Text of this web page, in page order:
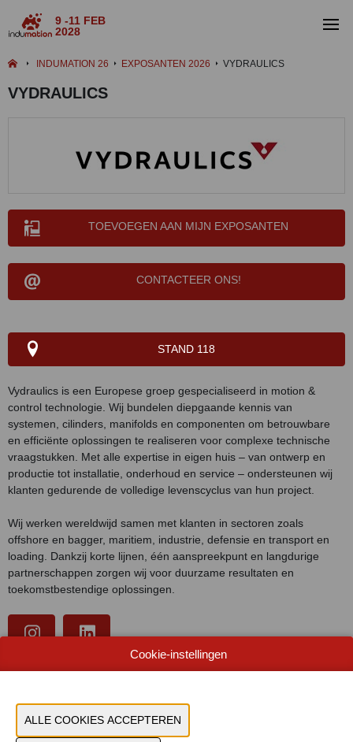
9 -11 FEB
2028
INDUMATION 26 EXPOSANTEN 2026 VYDRAULICS
VYDRAULICS
TOEVOEGEN AAN MIJN EXPOSANTEN
CONTACTEER ONS!
STAND 118
Vydraulics is een Europese groep gespecialiseerd in motion &
control technologie. Wij bundelen diepgaande kennis van
systemen, cilinders, manifolds en componenten om betrouwbare
en efficiënte oplossingen te realiseren voor complexe technische
vraagstukken. Met alle expertise in eigen huis – van ontwerp en
productie tot installatie, onderhoud en service – ondersteunen wij
klanten gedurende de volledige levenscyclus van hun project.
Wij werken wereldwijd samen met klanten in sectoren zoals
offshore en bagger, maritiem, industrie, defensie en transport en
loading. Dankzij korte lijnen, één aanspreekpunt en langdurige
partnerschappen zorgen wij voor duurzame resultaten en
toekomstbestendige oplossingen.
PRODUCTGROEP
Cookie-instellingen